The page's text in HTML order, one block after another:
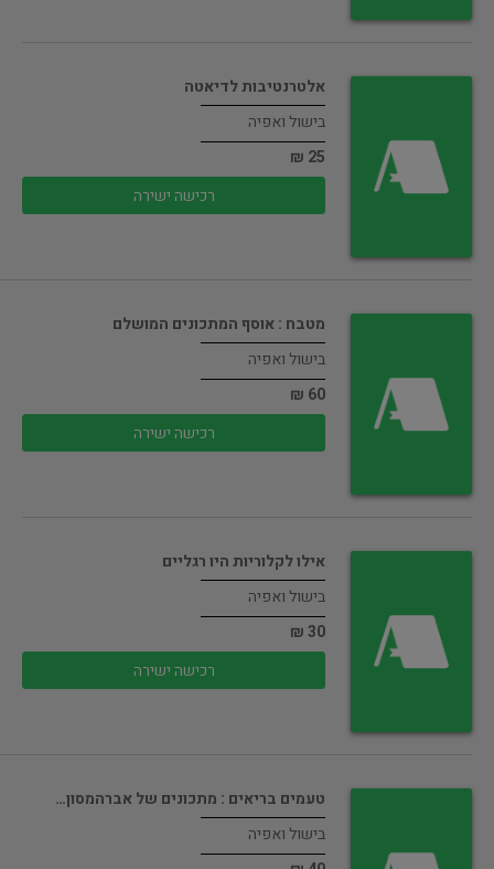
אלטרנטיבות לדיאטה
בישול ואפיה
25 ₪
רכישה ישירה
מטבח : אוסף המתכונים המושלם
בישול ואפיה
60 ₪
רכישה ישירה
אילו לקלוריות היו רגליים
בישול ואפיה
30 ₪
רכישה ישירה
טעמים בריאים : מתכונים של אברהמסון…
בישול ואפיה